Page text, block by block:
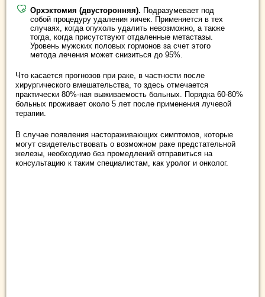
Орхэктомия (двусторонняя). Подразумевает под
собой процедуру удаления яичек. Применяется в тех
случаях, когда опухоль удалить невозможно, а также
тогда, когда присутствуют отдаленные метастазы.
Уровень мужских половых гормонов за счет этого
метода лечения может снизиться до 95%.
Что касается прогнозов при раке, в частности после
хирургического вмешательства, то здесь отмечается
практически 80%-ная выживаемость больных. Порядка 60-80%
больных проживает около 5 лет после применения лучевой
терапии.
В случае появления настораживающих симптомов, которые
могут свидетельствовать о возможном раке предстательной
железы, необходимо без промедлений отправиться на
консультацию к таким специалистам, как уролог и онколог.